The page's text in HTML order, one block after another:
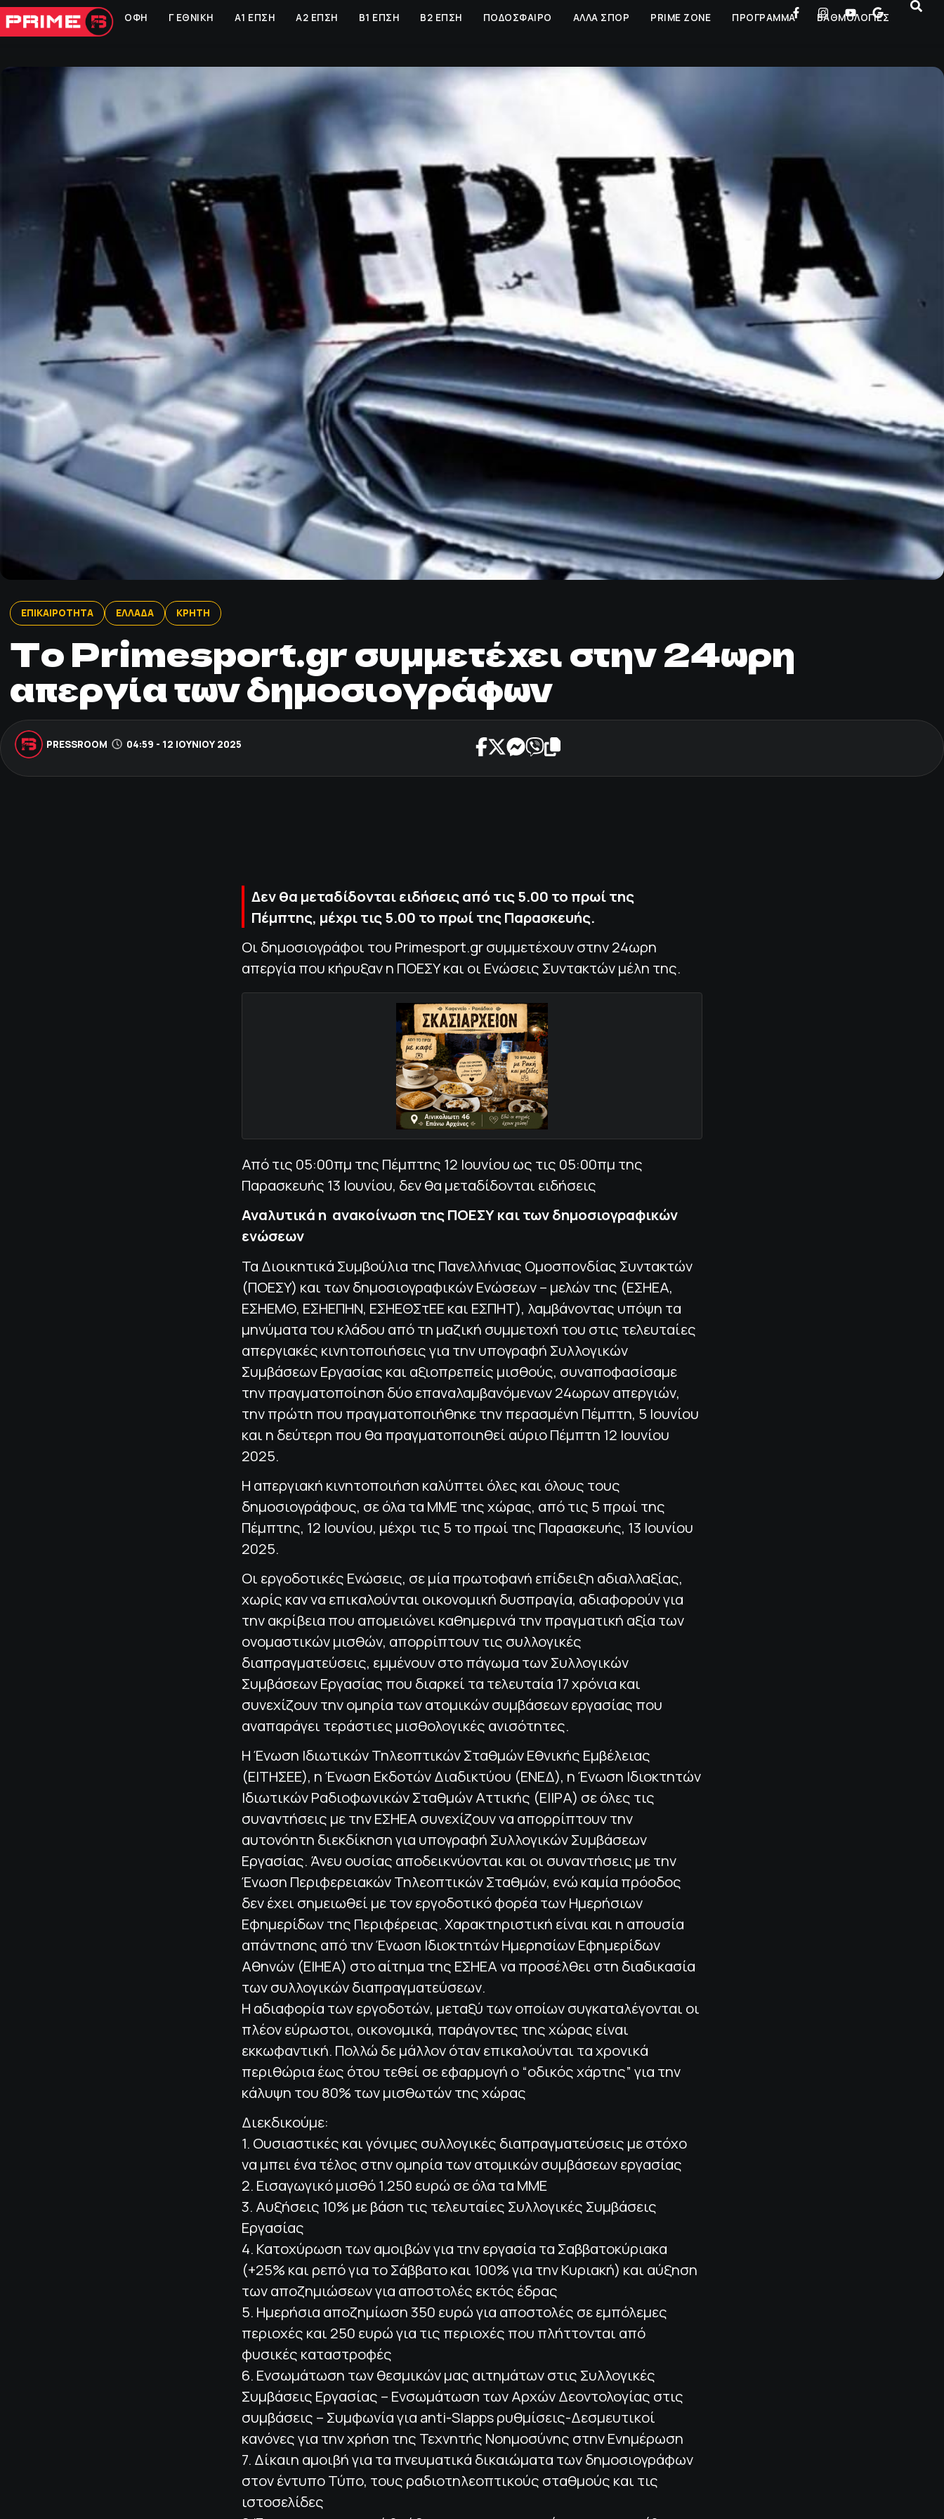
ΟΦΗ Γ ΕΘΝΙΚΗ Α1 ΕΠΣΗ Α2 ΕΠΣΗ Β1 ΕΠΣΗ Β2 ΕΠΣΗ ΠΟΔΟΣΦΑΙΡΟ ΑΛΛΑ ΣΠΟΡ PRIME ZONE ΠΡΟΓΡΑΜΜΑ ΒΑΘΜΟΛΟΓΙΕΣ
ΕΠΙΚΑΙΡΟΤΗΤΑ ΕΛΛΑΔΑ ΚΡΗΤΗ
Το Primesport.gr συμμετέχει στην 24ωρη
απεργία των δημοσιογράφων
PRESSROOM 04:59 - 12 ΙΟΥΝΊΟΥ 2025
Δεν θα μεταδίδονται ειδήσεις από τις 5.00 το πρωί της
Πέμπτης, μέχρι τις 5.00 το πρωί της Παρασκευής.
Οι δημοσιογράφοι του Primesport.gr συμμετέχουν στην 24ωρη
απεργία που κήρυξαν η ΠΟΕΣΥ και οι Ενώσεις Συντακτών μέλη της.
Από τις 05:00πμ της Πέμπτης 12 Ιουνίου ως τις 05:00πμ της
Παρασκευής 13 Ιουνίου, δεν θα μεταδίδονται ειδήσεις
Αναλυτικά η ανακοίνωση της ΠΟΕΣΥ και των δημοσιογραφικών
ενώσεων
Τα Διοικητικά Συμβούλια της Πανελλήνιας Ομοσπονδίας Συντακτών
(ΠΟΕΣΥ) και των δημοσιογραφικών Ενώσεων – μελών της (ΕΣΗΕΑ,
ΕΣΗΕΜΘ, ΕΣΗΕΠΗΝ, ΕΣΗΕΘΣτΕΕ και ΕΣΠΗΤ), λαμβάνοντας υπόψη τα
μηνύματα του κλάδου από τη μαζική συμμετοχή του στις τελευταίες
απεργιακές κινητοποιήσεις για την υπογραφή Συλλογικών
Συμβάσεων Εργασίας και αξιοπρεπείς μισθούς, συναποφασίσαμε
την πραγματοποίηση δύο επαναλαμβανόμενων 24ωρων απεργιών,
την πρώτη που πραγματοποιήθηκε την περασμένη Πέμπτη, 5 Ιουνίου
και η δεύτερη που θα πραγματοποιηθεί αύριο Πέμπτη 12 Ιουνίου
2025.
Η απεργιακή κινητοποιήση καλύπτει όλες και όλους τους
δημοσιογράφους, σε όλα τα ΜΜΕ της χώρας, από τις 5 πρωί της
Πέμπτης, 12 Ιουνίου, μέχρι τις 5 το πρωί της Παρασκευής, 13 Ιουνίου
2025.
Οι εργοδοτικές Ενώσεις, σε μία πρωτοφανή επίδειξη αδιαλλαξίας,
χωρίς καν να επικαλούνται οικονομική δυσπραγία, αδιαφορούν για
την ακρίβεια που απομειώνει καθημερινά την πραγματική αξία των
ονομαστικών μισθών, απορρίπτουν τις συλλογικές
διαπραγματεύσεις, εμμένουν στο πάγωμα των Συλλογικών
Συμβάσεων Εργασίας που διαρκεί τα τελευταία 17 χρόνια και
συνεχίζουν την ομηρία των ατομικών συμβάσεων εργασίας που
αναπαράγει τεράστιες μισθολογικές ανισότητες.
Η Ένωση Ιδιωτικών Τηλεοπτικών Σταθμών Εθνικής Εμβέλειας
(ΕΙΤΗΣΕΕ), η Ένωση Εκδοτών Διαδικτύου (ΕΝΕΔ), η Ένωση Ιδιοκτητών
Ιδιωτικών Ραδιοφωνικών Σταθμών Αττικής (ΕΙΙΡΑ) σε όλες τις
συναντήσεις με την ΕΣΗΕΑ συνεχίζουν να απορρίπτουν την
αυτονόητη διεκδίκηση για υπογραφή Συλλογικών Συμβάσεων
Εργασίας. Άνευ ουσίας αποδεικνύονται και οι συναντήσεις με την
Ένωση Περιφερειακών Τηλεοπτικών Σταθμών, ενώ καμία πρόοδος
δεν έχει σημειωθεί με τον εργοδοτικό φορέα των Ημερήσιων
Εφημερίδων της Περιφέρειας. Χαρακτηριστική είναι και η απουσία
απάντησης από την Ένωση Ιδιοκτητών Ημερησίων Εφημερίδων
Αθηνών (ΕΙΗΕΑ) στο αίτημα της ΕΣΗΕΑ να προσέλθει στη διαδικασία
των συλλογικών διαπραγματεύσεων.
Η αδιαφορία των εργοδοτών, μεταξύ των οποίων συγκαταλέγονται οι
πλέον εύρωστοι, οικονομικά, παράγοντες της χώρας είναι
εκκωφαντική. Πολλώ δε μάλλον όταν επικαλούνται τα χρονικά
περιθώρια έως ότου τεθεί σε εφαρμογή ο “οδικός χάρτης” για την
κάλυψη του 80% των μισθωτών της χώρας
Διεκδικούμε:
1. Ουσιαστικές και γόνιμες συλλογικές διαπραγματεύσεις με στόχο
να μπει ένα τέλος στην ομηρία των ατομικών συμβάσεων εργασίας
2. Εισαγωγικό μισθό 1.250 ευρώ σε όλα τα ΜΜΕ
3. Αυξήσεις 10% με βάση τις τελευταίες Συλλογικές Συμβάσεις
Εργασίας
4. Κατοχύρωση των αμοιβών για την εργασία τα Σαββατοκύριακα
(+25% και ρεπό για το Σάββατο και 100% για την Κυριακή) και αύξηση
των αποζημιώσεων για αποστολές εκτός έδρας
5. Ημερήσια αποζημίωση 350 ευρώ για αποστολές σε εμπόλεμες
περιοχές και 250 ευρώ για τις περιοχές που πλήττονται από
φυσικές καταστροφές
6. Ενσωμάτωση των θεσμικών μας αιτημάτων στις Συλλογικές
Συμβάσεις Εργασίας – Ενσωμάτωση των Αρχών Δεοντολογίας στις
συμβάσεις – Συμφωνία για anti-Slapps ρυθμίσεις-Δεσμευτικοί
κανόνες για την χρήση της Τεχνητής Νοημοσύνης στην Ενημέρωση
7. Δίκαιη αμοιβή για τα πνευματικά δικαιώματα των δημοσιογράφων
στον έντυπο Τύπο, τους ραδιοτηλεοπτικούς σταθμούς και τις
ιστοσελίδες